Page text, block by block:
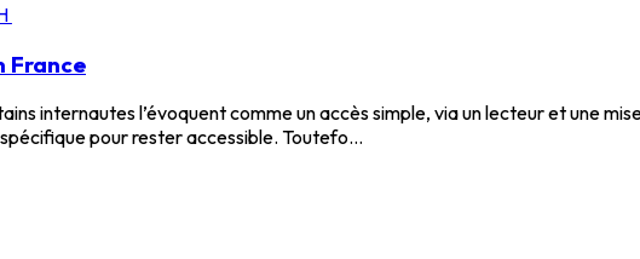
France
internautes l’évoquent comme un accès simple, via un lecteur et une
pour rester accessible. Toutefo...